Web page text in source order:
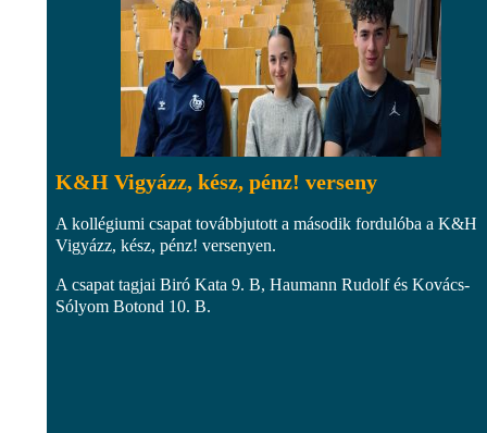
K&H Vigyázz, kész, pénz! verseny
A kollégiumi csapat továbbjutott a második fordulóba a K&H
Vigyázz, kész, pénz! versenyen.
A csapat tagjai Biró Kata 9. B, Haumann Rudolf és Kovács-
Sólyom Botond 10. B.